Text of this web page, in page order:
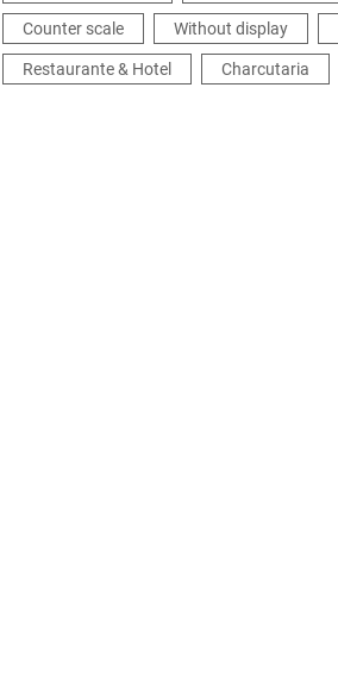
Counter scale
Without display
Restaurante & Hotel
Charcutaria